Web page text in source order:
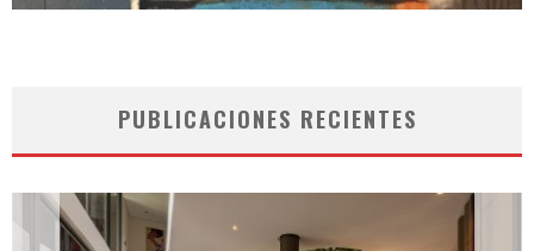
PUBLICACIONES RECIENTES